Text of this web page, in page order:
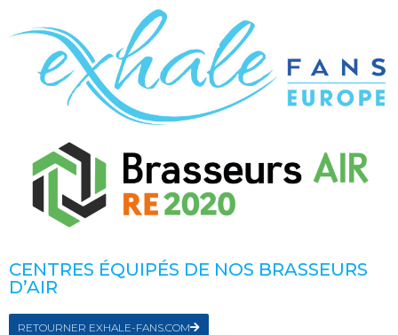
CENTRES ÉQUIPÉS DE NOS BRASSEURS
D’AIR
RETOURNER EXHALE-FANS.COM